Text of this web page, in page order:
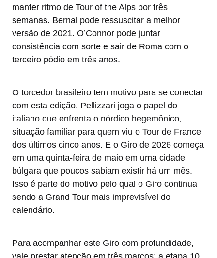
manter ritmo de Tour of the Alps por três
semanas. Bernal pode ressuscitar a melhor
versão de 2021. O’Connor pode juntar
consistência com sorte e sair de Roma com o
terceiro pódio em três anos.
O torcedor brasileiro tem motivo para se conectar
com esta edição. Pellizzari joga o papel do
italiano que enfrenta o nórdico hegemônico,
situação familiar para quem viu o Tour de France
dos últimos cinco anos. E o Giro de 2026 começa
em uma quinta-feira de maio em uma cidade
búlgara que poucos sabiam existir há um mês.
Isso é parte do motivo pelo qual o Giro continua
sendo a Grand Tour mais imprevisível do
calendário.
Para acompanhar este Giro com profundidade,